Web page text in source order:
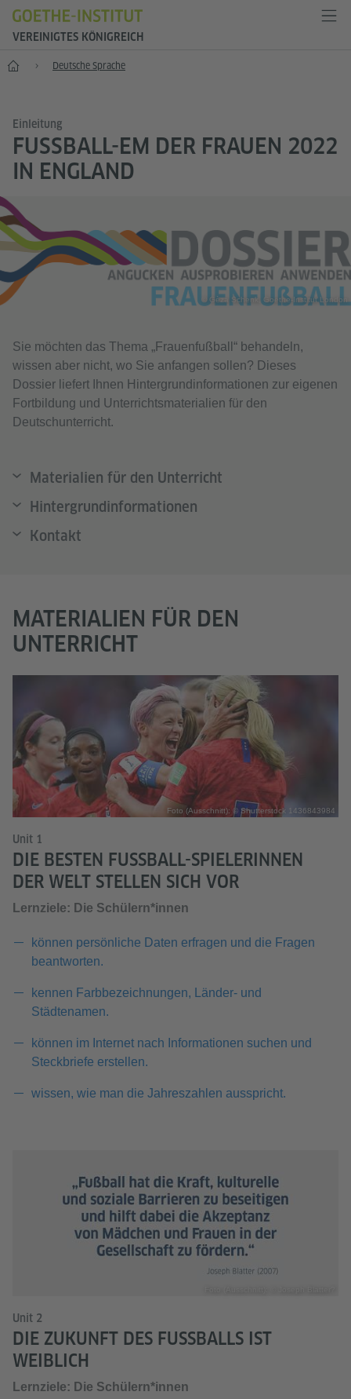
VEREINIGTES KÖNIGREICH
Start Deutsche Sprache
Einleitung
FUSSBALL-EM DER FRAUEN 2022 I
N ENGLAND
© Gèza Schenk, Goethe-Institut London
Sie möchten das Thema „Frauenfußball“ behandeln,
wissen aber nicht, wo Sie anfangen sollen? Dieses
Dossier liefert Ihnen Hintergrundinformationen zur eigenen
Fortbildung und Unterrichtsmaterialien für den
Deutschunterricht.
Materialien für den Unterricht
Hintergrundinformationen
Kontakt
MATERIALIEN FÜR DEN
UNTERRICHT
Foto (Ausschnitt): © Shutterstock 1436843984
Unit 1
DIE BESTEN FUSSBALL-SPIELERINNEN D
ER WELT STELLEN SICH VOR
Lernziele: Die Schülern*innen
können persönliche Daten erfragen und die Fragen
beantworten.
kennen Farbbezeichnungen, Länder- und
Städtenamen.
können im Internet nach Informationen suchen und
Steckbriefe erstellen.
wissen, wie man die Jahreszahlen ausspricht.
Unit 2
DIE ZUKUNFT DES FUSSBALLS IST
WEIBLICH
Lernziele: Die Schülern*innen